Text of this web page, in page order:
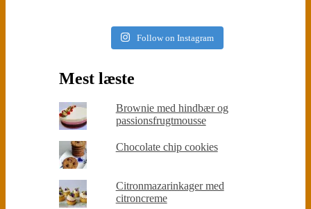
Follow on Instagram
Mest læste
Brownie med hindbær og
passionsfrugtmousse
Chocolate chip cookies
Citronmazarinkager med
citroncreme